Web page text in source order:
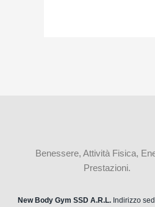
Benessere, Attività Fisica,
Prestazioni.
New Body Gym SSD A.R.L. Indirizzo